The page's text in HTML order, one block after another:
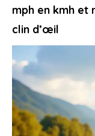
mph en kmh et
clin d’œil